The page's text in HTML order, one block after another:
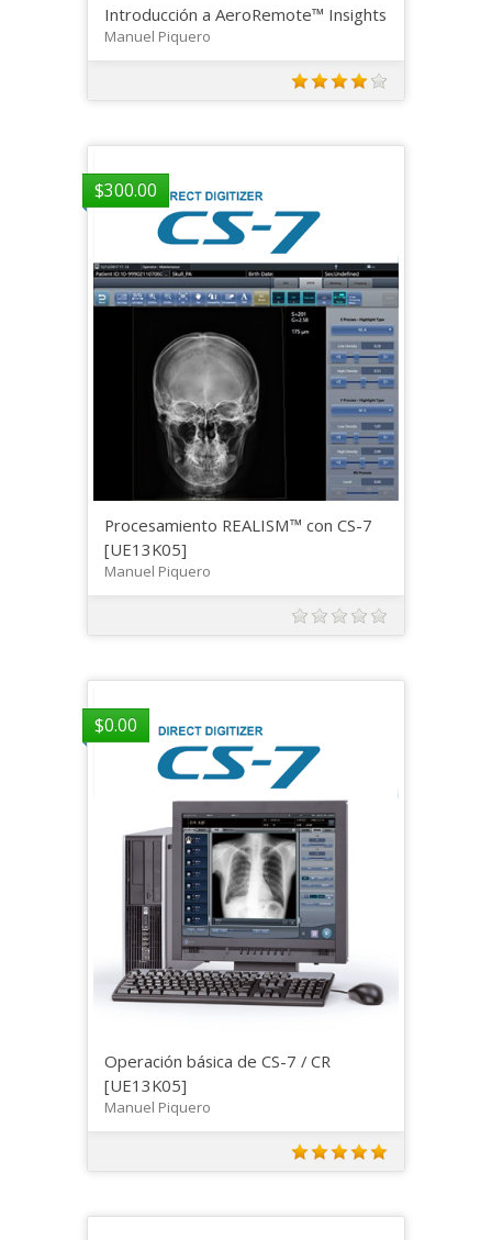
Introducción a AeroRemote™ Insights
Manuel Piquero
$300.00
Procesamiento REALISM™ con CS-7
[UE13K05]
Manuel Piquero
$0.00
Operación básica de CS-7 / CR
[UE13K05]
Manuel Piquero